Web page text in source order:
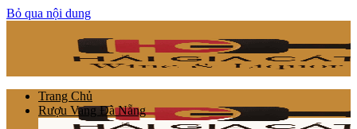
Bỏ qua nội dung
Trang Chủ
Rượu Vang Đà Nẵng